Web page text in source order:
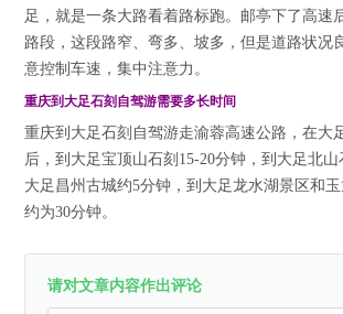
足，就是一条大路看着路标跑。邮亭下了高速
路段，这段路窄、弯多、坡多，但是道路状况
意控制车速，集中注意力。
重庆到大足石刻自驾游需要多长时间
重庆到大足石刻自驾游走渝蓉高速公路，在大
后，到大足宝顶山石刻15-20分钟，到大足北山
大足昌州古城约5分钟，到大足龙水湖景区和
约为30分钟。
请对文章内容作出评论